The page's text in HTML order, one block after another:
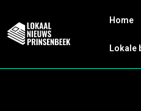
Home
Lokale